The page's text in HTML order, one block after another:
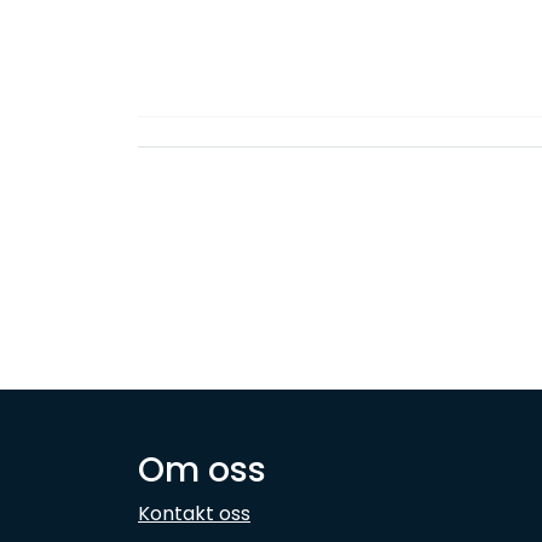
Om oss
Kontakt oss